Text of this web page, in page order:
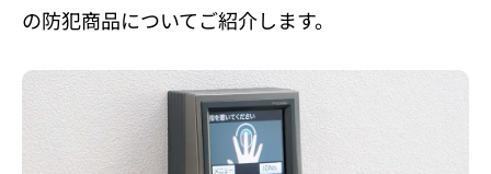
の防犯商品についてご紹介します。